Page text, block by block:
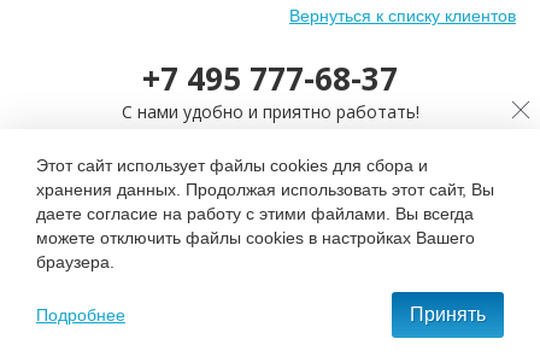
Вернуться к списку клиентов
+7 495 777-68-37
С нами удобно и приятно работать!
ОСТАВИТЬ ЗАЯВКУ
Контактная информация
Этот сайт использует файлы cookies для сбора и
хранения данных. Продолжая использовать этот сайт, Вы
даете согласие на работу с этими файлами. Вы всегда
можете отключить файлы cookies в настройках Вашего
браузера.
Подробнее Принять